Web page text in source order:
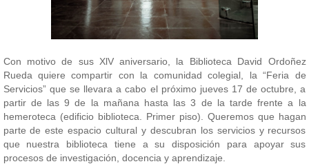
Con motivo de sus XlV aniversario, la Biblioteca David Ordoñez
Rueda quiere compartir con la comunidad colegial, la “Feria de
Servicios” que se llevara a cabo el próximo jueves 17 de octubre, a
partir de las 9 de la mañana hasta las 3 de la tarde frente a la
hemeroteca (edificio biblioteca. Primer piso). Queremos que hagan
parte de este espacio cultural y descubran los servicios y recursos
que nuestra biblioteca tiene a su disposición para apoyar sus
procesos de investigación, docencia y aprendizaje.